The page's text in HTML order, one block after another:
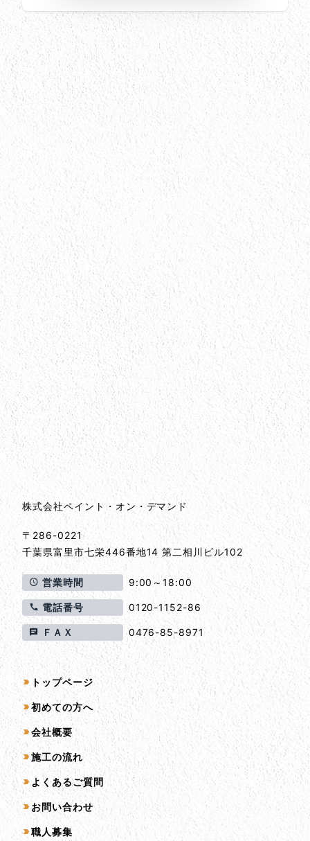
会社情報とサイトマップ
会社情報
株式会社ペイント・オン・デマンド
〒286-0221
千葉県富里市七栄446番地14 第二相川ビル102
営業時間 9:00～18:00
電話番号 0120-1152-86
ＦＡＸ 0476-85-8971
サイトマップ
トップページ
初めての方へ
会社概要
施工の流れ
よくあるご質問
お問い合わせ
職人募集